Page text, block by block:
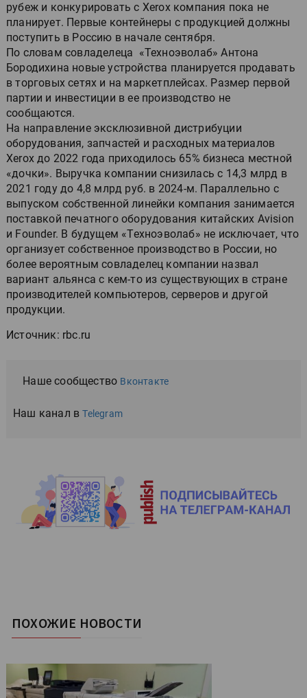
рубеж и конкурировать с Xerox компания пока не
планирует. Первые контейнеры с продукцией должны
поступить в Россию в начале сентября.
По словам совладелеца «Техноэволаб» Антона
Бородихина новые устройства планируется продавать
в торговых сетях и на маркетплейсах. Размер первой
партии и инвестиции в ее производство не
сообщаются.
На направление эксклюзивной дистрибуции
оборудования, запчастей и расходных материалов
Xerox до 2022 года приходилось 65% бизнеса местной
«дочки». Выручка компании снизилась с 14,3 млрд в
2021 году до 4,8 млрд руб. в 2024-м. Параллельно с
выпуском собственной линейки компания занимается
поставкой печатного оборудования китайских Avision
и Founder. В будущем «Техноэволаб» не исключает, что
организует собственное производство в России, но
более вероятным совладелец компании назвал
вариант альянса с кем-то из существующих в стране
производителей компьютеров, серверов и другой
продукции.
Источник: rbc.ru
Наше сообщество Вконтакте
Наш канал вTelegram
ПОХОЖИЕ НОВОСТИ